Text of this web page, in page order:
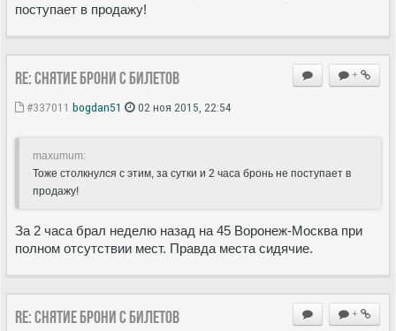
поступает в продажу!
+
Re: Снятие брони с билетов
#337011 bogdan51 02 ноя 2015, 22:54
maxumum:
Тоже столкнулся с этим, за сутки и 2 часа бронь не поступает в
продажу!
За 2 часа брал неделю назад на 45 Воронеж-Москва при
полном отсутствии мест. Правда места сидячие.
+
Re: Снятие брони с билетов